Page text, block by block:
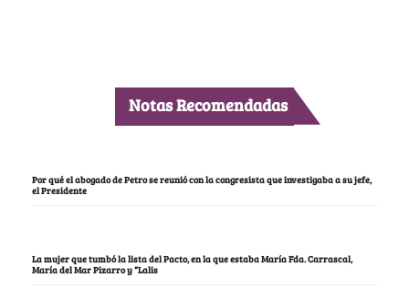
Notas Recomendadas
Por qué el abogado de Petro se reunió con la congresista que investigaba a su jefe,
el Presidente
La mujer que tumbó la lista del Pacto, en la que estaba María Fda. Carrascal,
María del Mar Pizarro y “Lalis